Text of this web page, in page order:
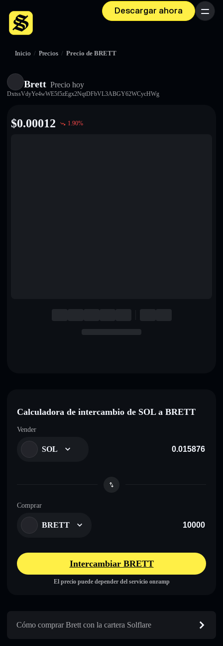
Descargar ahora Menú
Inicio / Precios / Precio de BRETT
Brett Precio hoy
DxtssVdyYe4wWE5f5zEgx2NqtDFbVL3ABGY62WCycHWg
$0.00012 1.90%
Calculadora de intercambio de SOL a BRETT
Vender
SOL
Comprar
BRETT
Intercambiar BRETT
El precio puede depender del servicio onramp
Cómo comprar Brett con la cartera Solflare